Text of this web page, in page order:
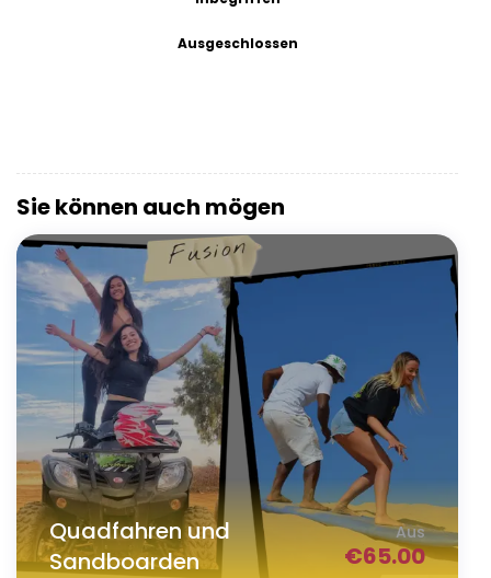
Ausgeschlossen
Sie können auch mögen
Quadfahren und
Sandboarden
Aus
€65.00